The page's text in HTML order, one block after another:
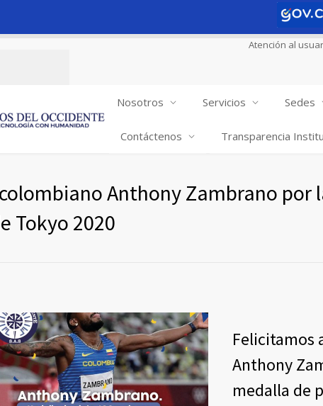
Atención al
Nosotros Servicios Sedes
Contáctenos Transparencia
Anthony Zambrano por
Tokyo 2020
Felicitamos
Anthony
medalla de